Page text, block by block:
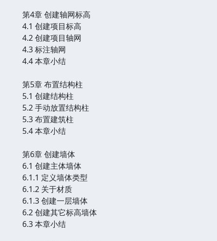
第4章 创建轴网标高
4.1 创建项目标高
4.2 创建项目轴网
4.3 标注轴网
4.4 本章小结
第5章 布置结构柱
5.1 创建结构柱
5.2 手动放置结构柱
5.3 布置建筑柱
5.4 本章小结
第6章 创建墙体
6.1 创建主体墙体
6.1.1 定义墙体类型
6.1.2 关于材质
6.1.3 创建一层墙体
6.2 创建其它标高墙体
6.3 本章小结